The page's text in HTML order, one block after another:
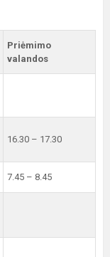
Priėmimo
valandos
16.30 – 17.30
7.45 – 8.45